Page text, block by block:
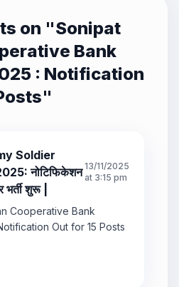
on "Sonipat
Bank
: Notification
"
Soldier
नोटिफिकेशन
शुरू |
13/11/2025
at 3:15 pm
Cooperative Bank
Out for 15 Posts